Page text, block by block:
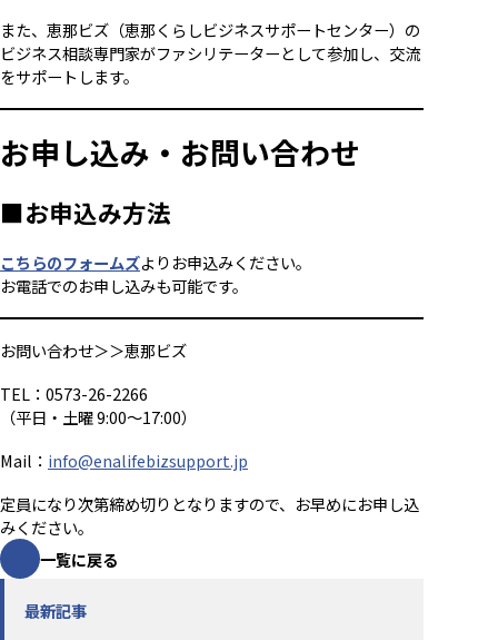
最新記事
また、恵那ビズ（恵那くらしビジネスサポートセンター）の
ビジネス相談専門家がファシリテーターとして参加し、交流
をサポートします。
お申し込み・お問い合わせ
■お申込み方法
こちらのフォームズよりお申込みください。
お電話でのお申し込みも可能です。
お問い合わせ＞＞恵那ビズ
TEL：0573-26-2266
（平日・土曜 9:00～17:00）
Mail： info@enalifebizsupport.jp
定員になり次第締め切りとなりますので、お早めにお申し込
みください。
一覧に戻る